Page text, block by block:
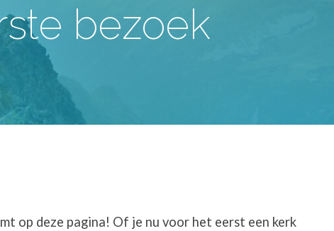
bezoek
op deze pagina! Of je nu voor het eerst een kerk